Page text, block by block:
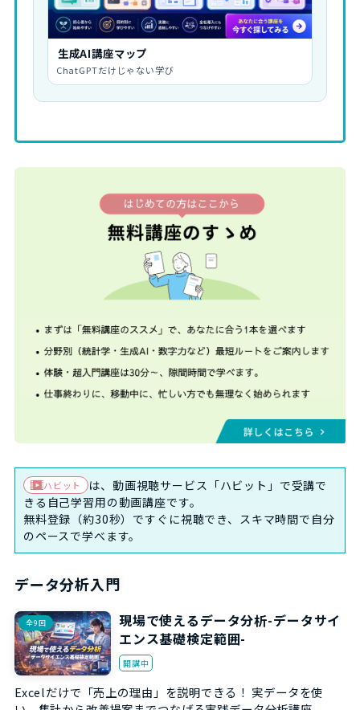
生成AI講座マップ
ChatGPTだけじゃない学び
ハビット
は、動画視聴サービス「ハビット」で受講で
きる自己学習用の動画講座です。
無料登録（約30秒）ですぐに視聴でき、スキマ時間で自分
のペースで学べます。
データ分析入門
全9回
現場で使えるデータ分析-データサイ
エンス基礎検定範囲-
開講中
Excelだけで「売上の理由」を説明できる！ 実データを使